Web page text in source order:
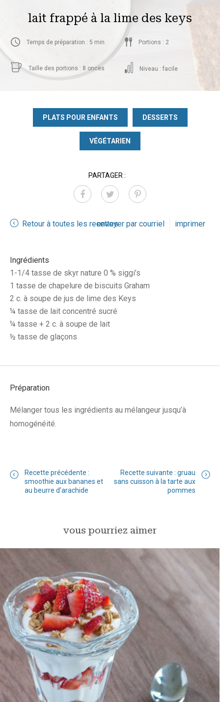
lait frappé à la lime des keys
Temps de préparation : 5 min Portions : 2
Taille des portions : 8 onces Niveau : facile
PLATS POUR ENFANTS DESSERTS
VÉGÉTARIEN
Retour à toutes les recettes
PARTAGER :
envoyer par courriel imprimer
Ingrédients
1-1/4 tasse de skyr nature 0 % siggi’s
1 tasse de chapelure de biscuits Graham
2 c. à soupe de jus de lime des Keys
¼ tasse de lait concentré sucré
¼ tasse + 2 c. à soupe de lait
½ tasse de glaçons
Préparation
Mélanger tous les ingrédients au mélangeur jusqu’à
homogénéité.
Recette précédente :
smoothie aux bananes et
au beurre d’arachide
Recette suivante : gruau
sans cuisson à la tarte aux
pommes
vous pourriez aimer